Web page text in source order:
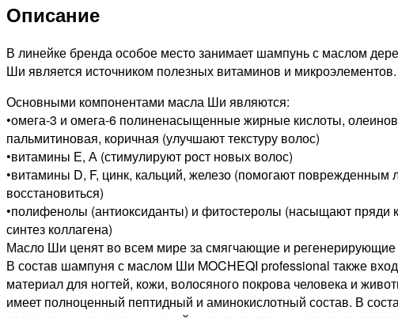
поврежденных
с
гидролизованным
и
маслом
ШИ,
738мл
Описание
В линейке бренда особое место занимает шампунь с маслом
Ши является источником полезных витаминов и микроэлементов.
Основными компонентами масла Ши являются:
•омега-3 и омега-6 полиненасыщенные жирные кислоты,
пальмитиновая, коричная (улучшают текстуру волос)
•витамины Е, А (стимулируют рост новых волос)
•витамины D, F, цинк, кальций, железо (помогают поврежденным
восстановиться)
•полифенолы (антиоксиданты) и фитостеролы (насыщают пряди
синтез коллагена)
Масло Ши ценят во всем мире за смягчающие и регенерирующие
В состав шампуня с маслом Ши MOCHEQI professional также
материал для ногтей, кожи, волосяного покрова человека и
имеет полноценный пептидный и аминокислотный состав. В